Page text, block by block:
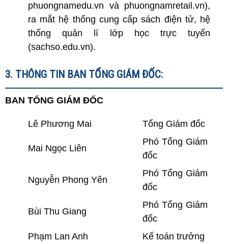
phuongnamedu.vn và phuongnamretail.vn),
ra mắt hệ thống cung cấp sách điện tử, hệ
thống quản lí lớp học trực tuyến
(sachso.edu.vn).
3. THÔNG TIN BAN TỔNG GIÁM ĐỐC:
BAN TỔNG GIÁM ĐỐC
Lê Phương Mai Tổng Giám đốc
Mai Ngọc Liên
Phó Tổng Giám
đốc
Nguyễn Phong Yên
Phó Tổng Giám
đốc
Bùi Thu Giang
Phó Tổng Giám
đốc
Phạm Lan Anh
Kế toán trưởng